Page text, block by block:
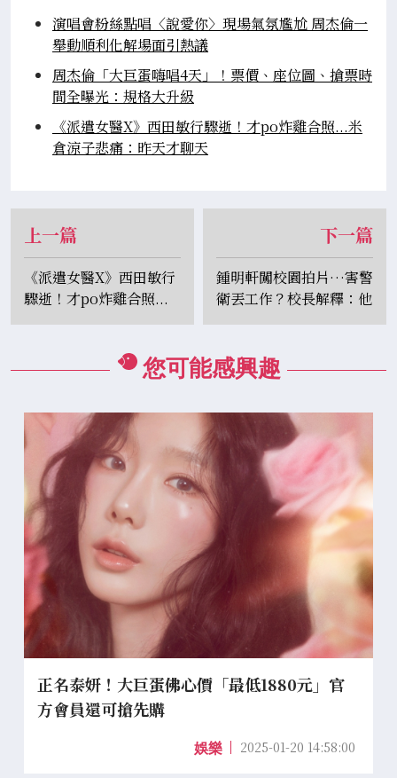
演唱會粉絲點唱〈說愛你〉現場氣氛尷尬 周杰倫一
舉動順利化解場面引熱議
周杰倫「大巨蛋嗨唱4天」！票價、座位圖、搶票時
間全曝光：規格大升級
《派遣女醫X》西田敏行驟逝！才po炸雞合照...米
倉涼子悲痛：昨天才聊天
上一篇
《派遣女醫X》西田敏行
驟逝！才po炸雞合照...
米倉涼子悲痛：昨天才聊
下一篇
鍾明軒闖校園拍片…害警
衛丟工作？校長解釋：他
未做好校園安全管制
您可能感興趣
正名泰妍！大巨蛋佛心價「最低1880元」官
方會員還可搶先購
娛樂 2025-01-20 14:58:00